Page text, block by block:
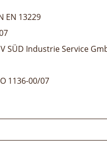
EN 13229
SÜD Industrie Service
1136-00/07